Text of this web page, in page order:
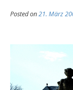
Posted on21. März